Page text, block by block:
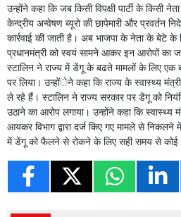
उन्होंने कहा कि जब किसी विपक्षी पार्टी के किसी
केन्द्रीय अन्वेषण ब्यूरो की छापेमारी और प्रवर्तन
कार्रवाई की जाती है। अब भाजपा के नेता के बेटे
प्रधानमंत्री को स्वयं सामने आकर इन आरोपों का
स्टालिन ने राज्य में डेंगू के बढते मामलों के लिए एक
पर लिया। उन्होंेने कहा कि राज्य के स्वास्थ्य
ले रहे हैं। स्टालिन ने राज्य सरकार पर डेंगू को
उठाने का आरोप लगाया। उन्होंने कहा कि स्वास्थ्य
आयकर विभाग द्वारा दर्ज किए गए मामले से
में डेंगू को फैलने से रोकने के लिए सही समय से कोई